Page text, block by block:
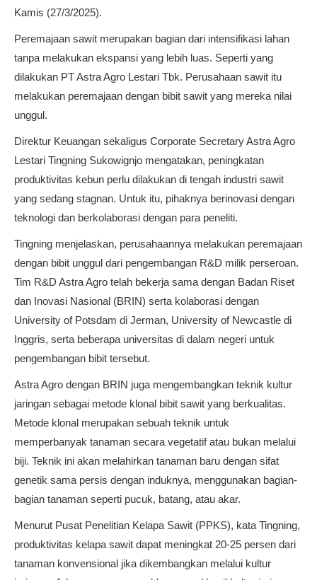
Kamis (27/3/2025).
Peremajaan sawit merupakan bagian dari intensifikasi lahan
tanpa melakukan ekspansi yang lebih luas. Seperti yang
dilakukan PT Astra Agro Lestari Tbk. Perusahaan sawit itu
melakukan peremajaan dengan bibit sawit yang mereka nilai
unggul.
Direktur Keuangan sekaligus Corporate Secretary Astra Agro
Lestari Tingning Sukowignjo mengatakan, peningkatan
produktivitas kebun perlu dilakukan di tengah industri sawit
yang sedang stagnan. Untuk itu, pihaknya berinovasi dengan
teknologi dan berkolaborasi dengan para peneliti.
Tingning menjelaskan, perusahaannya melakukan peremajaan
dengan bibit unggul dari pengembangan R&D milik perseroan.
Tim R&D Astra Agro telah bekerja sama dengan Badan Riset
dan Inovasi Nasional (BRIN) serta kolaborasi dengan
University of Potsdam di Jerman, University of Newcastle di
Inggris, serta beberapa universitas di dalam negeri untuk
pengembangan bibit tersebut.
Astra Agro dengan BRIN juga mengembangkan teknik kultur
jaringan sebagai metode klonal bibit sawit yang berkualitas.
Metode klonal merupakan sebuah teknik untuk
memperbanyak tanaman secara vegetatif atau bukan melalui
biji. Teknik ini akan melahirkan tanaman baru dengan sifat
genetik sama persis dengan induknya, menggunakan bagian-
bagian tanaman seperti pucuk, batang, atau akar.
Menurut Pusat Penelitian Kelapa Sawit (PPKS), kata Tingning,
produktivitas kelapa sawit dapat meningkat 20-25 persen dari
tanaman konvensional jika dikembangkan melalui kultur